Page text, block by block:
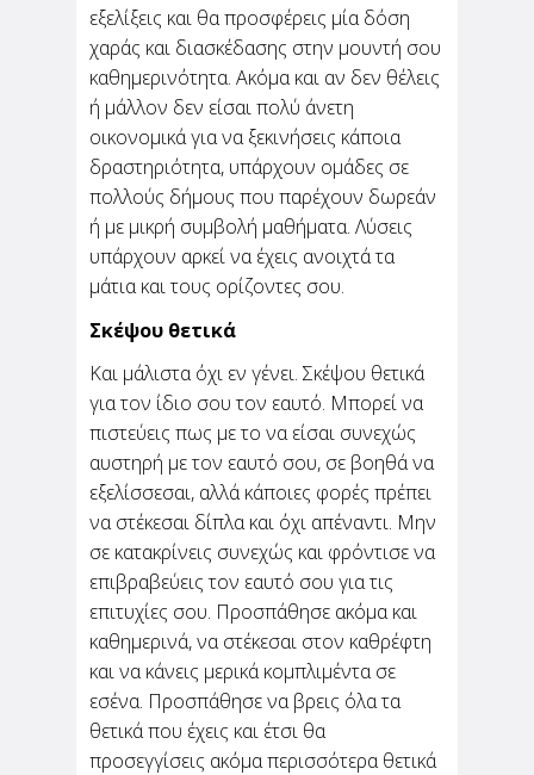
εξελίξεις και θα προσφέρεις μία δόση
χαράς και διασκέδασης στην μουντή σου
καθημερινότητα. Ακόμα και αν δεν θέλεις
ή μάλλον δεν είσαι πολύ άνετη
οικονομικά για να ξεκινήσεις κάποια
δραστηριότητα, υπάρχουν ομάδες σε
πολλούς δήμους που παρέχουν δωρεάν
ή με μικρή συμβολή μαθήματα. Λύσεις
υπάρχουν αρκεί να έχεις ανοιχτά τα
μάτια και τους ορίζοντες σου.
Σκέψου θετικά
Και μάλιστα όχι εν γένει. Σκέψου θετικά
για τον ίδιο σου τον εαυτό. Μπορεί να
πιστεύεις πως με το να είσαι συνεχώς
αυστηρή με τον εαυτό σου, σε βοηθά να
εξελίσσεσαι, αλλά κάποιες φορές πρέπει
να στέκεσαι δίπλα και όχι απέναντι. Μην
σε κατακρίνεις συνεχώς και φρόντισε να
επιβραβεύεις τον εαυτό σου για τις
επιτυχίες σου. Προσπάθησε ακόμα και
καθημερινά, να στέκεσαι στον καθρέφτη
και να κάνεις μερικά κομπλιμέντα σε
εσένα. Προσπάθησε να βρεις όλα τα
θετικά που έχεις και έτσι θα
προσεγγίσεις ακόμα περισσότερα θετικά